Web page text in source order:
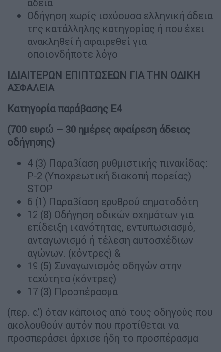
άδεια
Οδήγηση χωρίς ισχύουσα ελληνική άδεια
της κατάλληλης κατηγορίας ή που έχει
ανακληθεί ή αφαιρεθεί για
οποιονδήποτε λόγο
ΙΔΙΑΙΤΕΡΩΝ ΕΠΙΠΤΩΣΕΩΝ ΓΙΑ ΤΗΝ ΟΔΙΚΗ
ΑΣΦΑΛΕΙΑ
Κατηγορία παράβασης Ε4
(700 ευρώ – 30 ημέρες αφαίρεση άδειας
οδήγησης)
4 (3) Παραβίαση ρυθμιστικής πινακίδας:
Ρ-2 (Υποχρεωτική διακοπή πορείας)
STOP
6 (1) Παραβίαση ερυθρού σηματοδότη
12 (8) Οδήγηση οδικών οχημάτων για
επίδειξη ικανότητας, εντυπωσιασμό,
ανταγωνισμό ή τέλεση αυτοσχέδιων
αγώνων. (κόντρες) &
19 (5) Συναγωνισμός οδηγών στην
ταχύτητα (κόντρες)
17 (3) Προσπέρασμα
(περ. α’) όταν κάποιος από τους οδηγούς πoυ
ακολουθούν αυτόν πoυ προτίθεται να
προσπεράσει άρχισε ήδη τo προσπέρασμα